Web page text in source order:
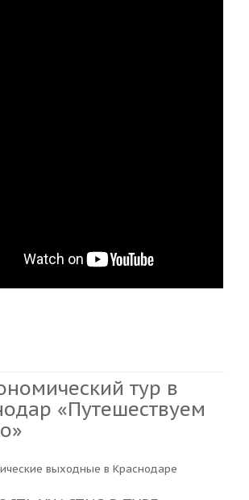
тур в
«Путешествуем
выходные в Краснодаре